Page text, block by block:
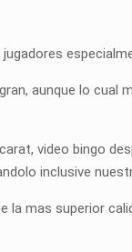
aunque lo cual
video bingo
inclusive
mas superior